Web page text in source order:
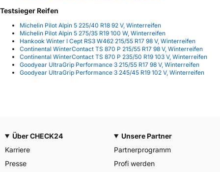
Testsieger Reifen
Michelin Pilot Alpin 5 225/40 R18 92 V, Winterreifen
Michelin Pilot Alpin 5 275/35 R19 100 W, Winterreifen
Hankook Winter I Cept RS3 W462 215/55 R17 98 V, Winterreifen
Continental WinterContact TS 870 P 215/55 R17 98 V, Winterreifen
Continental WinterContact TS 870 P 235/50 R19 103 V, Winterreifen
Goodyear UltraGrip Performance 3 215/55 R17 98 V, Winterreifen
Goodyear UltraGrip Performance 3 245/45 R19 102 V, Winterreifen
Über CHECK24
Karriere
Presse
Unsere Partner
Partnerprogramm
Profi werden